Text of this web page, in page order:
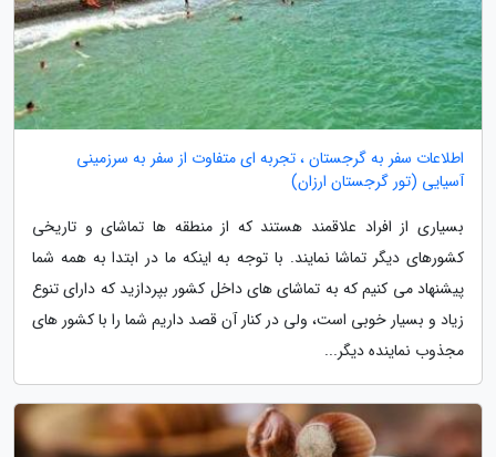
اطلاعات سفر به گرجستان ، تجربه ای متفاوت از سفر به سرزمینی
آسیایی (تور گرجستان ارزان)
بسیاری از افراد علاقمند هستند که از منطقه ها تماشای و تاریخی
کشورهای دیگر تماشا نمایند. با توجه به اینکه ما در ابتدا به همه شما
پیشنهاد می کنیم که به تماشای های داخل کشور بپردازید که دارای تنوع
زیاد و بسیار خوبی است، ولی در کنار آن قصد داریم شما را با کشور های
مجذوب نماینده دیگر...